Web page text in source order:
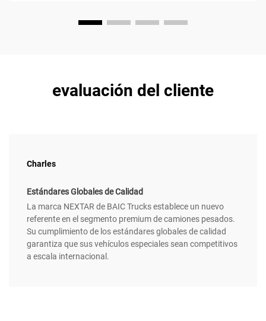
evaluación del cliente
Charles
Estándares Globales de Calidad
La marca NEXTAR de BAIC Trucks establece un nuevo
referente en el segmento premium de camiones pesados.
Su cumplimiento de los estándares globales de calidad
garantiza que sus vehículos especiales sean competitivos
a escala internacional.